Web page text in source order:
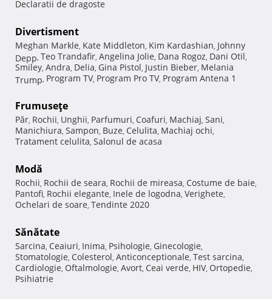
Declaratii de dragoste
Divertisment
Meghan Markle, Kate Middleton, Kim Kardashian, Johnny
Depp, Teo Trandafir, Angelina Jolie, Dana Rogoz, Dani Otil,
Smiley, Andra, Delia, Gina Pistol, Justin Bieber, Melania
Trump, Program TV, Program Pro TV, Program Antena 1
Frumuseţe
Păr, Rochii, Unghii, Parfumuri, Coafuri, Machiaj, Sani,
Manichiura, Sampon, Buze, Celulita, Machiaj ochi,
Tratament celulita, Salonul de acasa
Modă
Rochii, Rochii de seara, Rochii de mireasa, Costume de baie,
Pantofi, Rochii elegante, Inele de logodna, Verighete,
Ochelari de soare, Tendinte 2020
Sănătate
Sarcina, Ceaiuri, Inima, Psihologie, Ginecologie,
Stomatologie, Colesterol, Anticonceptionale, Test sarcina,
Cardiologie, Oftalmologie, Avort, Ceai verde, HIV, Ortopedie,
Psihiatrie